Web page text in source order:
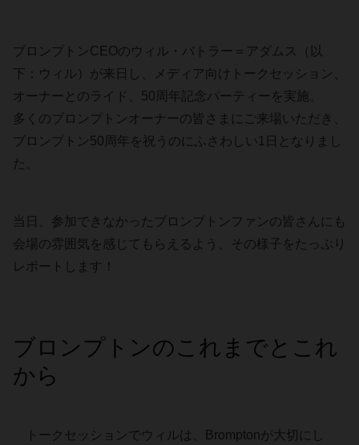
ブロンプトンCEOのウィル・バトラー＝アダムス（以
下：ウィル）が来日し、メディア向けトークセッション、
オーナーとのライド、50周年記念パーティーを実施。
多くのブロンプトンオーナーの皆さまにご来場いただき、
ブロンプトン50周年を祝うのにふさわしい1日となりまし
た。
当日、参加できなかったブロンプトンファンの皆さんにも
会場の雰囲気を感じてもらえるよう、その様子をたっぷり
レポートします！
ブロンプトンのこれまでとこれ
から
トークセッションでウィルは、Bromptonが大切にし